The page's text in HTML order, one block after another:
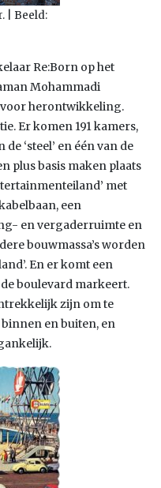
| Beeld:
Re:Born op het
Mohammadi
herontwikkeling.
Er komen 191 kamers,
‘steel’ en één van de
plus basis maken plaats
met
een
en vergaderruimte en
bouwmassa’s worden
En er komt een
boulevard markeert.
zijn om te
en buiten, en